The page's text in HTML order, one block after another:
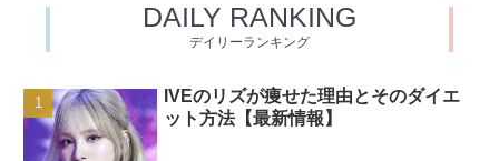
DAILY RANKING
デイリーランキング
IVEのリズが痩せた理由とそのダイエ
ット方法【最新情報】